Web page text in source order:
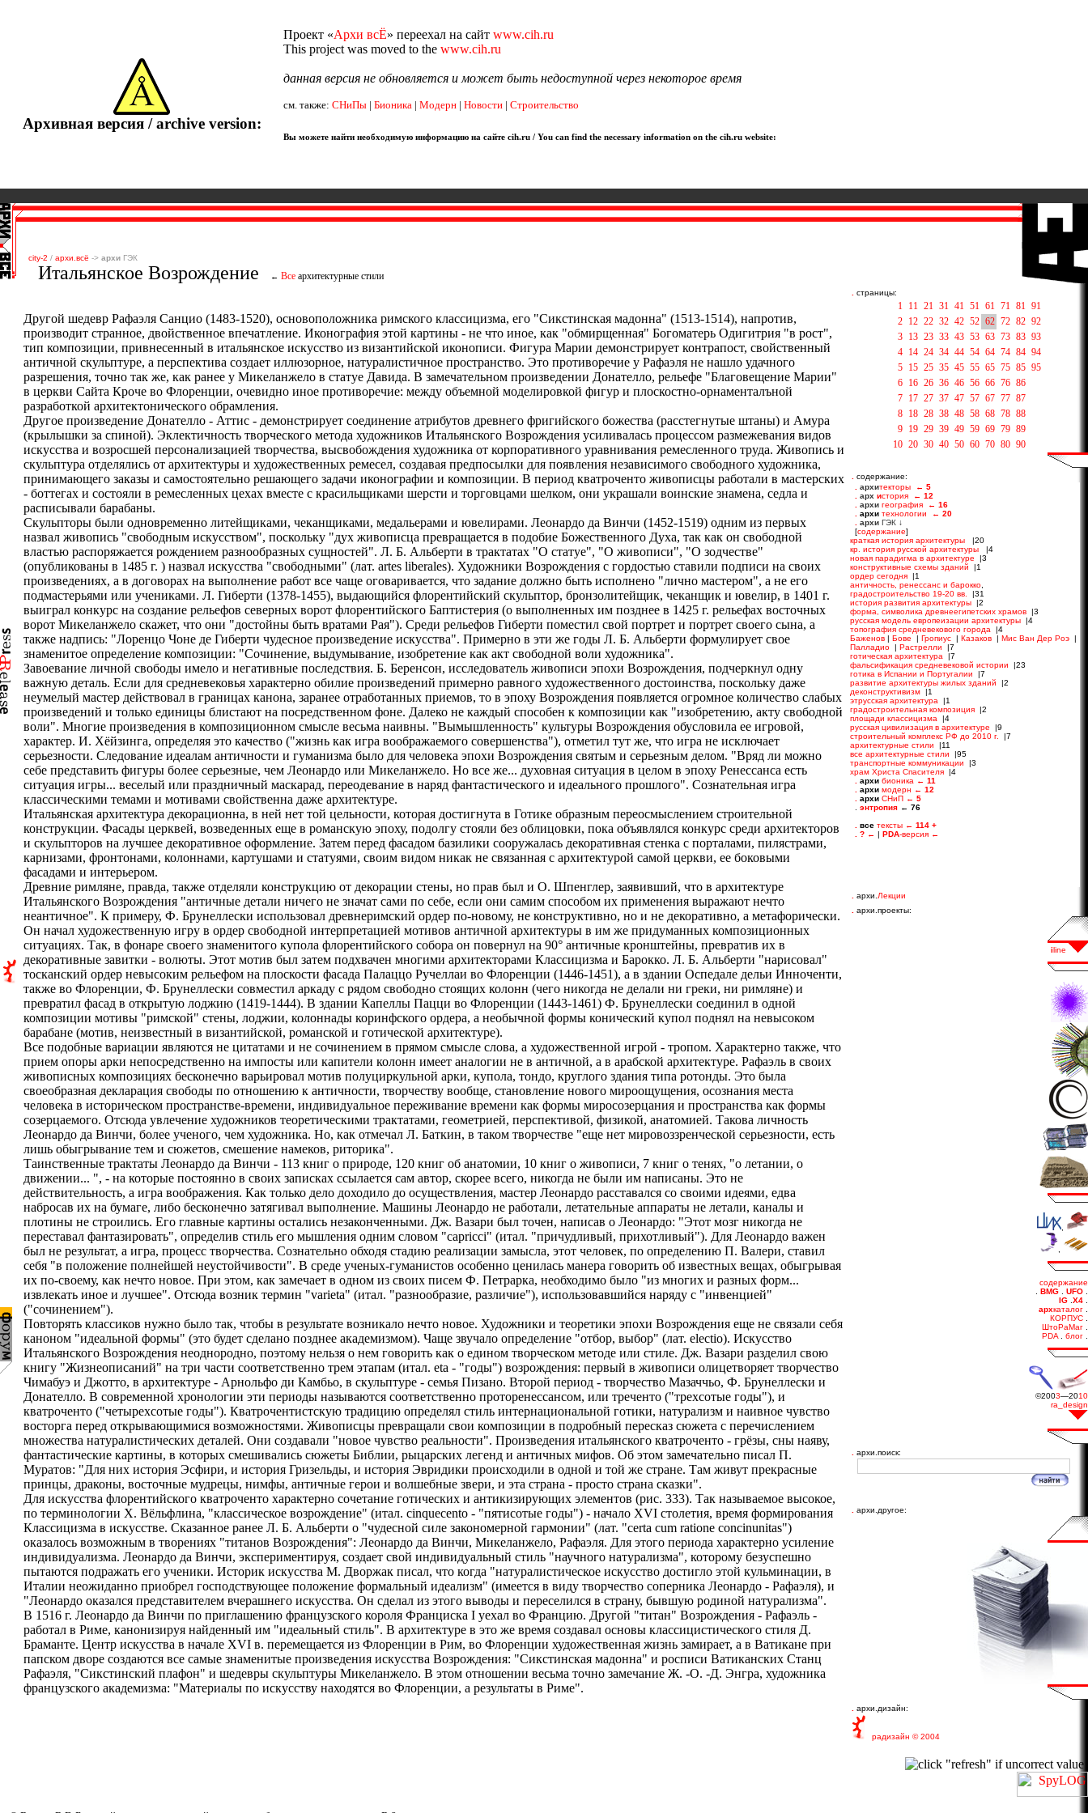
Архивная версия / archive version:
Проект «Архи всЁ» переехал на сайт www.cih.ru
This project was moved to the www.cih.ru
данная версия не обновляется и может быть недоступной через некоторое время
см. также: СНиПы | Бионика | Модерн | Новости | Строительство
Вы можете найти необходимую информацию на сайте cih.ru / You can find the necessary information on the cih.ru website:
city-2 / архи.всё -> архи ГЭК
Итальянское Возрождение ← Все архитектурные стили
Другой шедевр Рафаэля Санцио (1483-1520), основоположника римского классицизма, его "Сикстинская мадонна" (1513-1514), напротив,
производит странное, двойственное впечатление. Иконография этой картины - не что иное, как "обмирщенная" Богоматерь Одигитрия "в рост",
тип композиции, привнесенный в итальянское искусство из византийской иконописи. Фигура Марии демонстрирует контрапост, свойственный
античной скульптуре, а перспектива создает иллюзорное, натуралистичное пространство. Это противоречие у Рафаэля не нашло удачного
разрешения, точно так же, как ранее у Микеланжело в статуе Давида. В замечательном произведении Донателло, рельефе "Благовещение Марии"
в церкви Сайта Кроче во Флоренции, очевидно иное противоречие: между объемной моделировкой фигур и плоскостно-орнаменталъной
разработкой архитектонического обрамления.
Другое произведение Донателло - Аттис - демонстрирует соединение атрибутов древнего фригийского божества (расстегнутые штаны) и Амура
(крылышки за спиной). Эклектичность творческого метода художников Итальянского Возрождения усиливалась процессом размежевания видов
искусства и возросшей персонализацией творчества, высвобождения художника от корпоративного уравнивания ремесленного труда. Живопись и
скульптура отделялись от архитектуры и художественных ремесел, создавая предпосылки для появления независимого свободного художника,
принимающего заказы и самостоятельно решающего задачи иконографии и композиции. В период кватроченто живописцы работали в мастерских
- боттегах и состояли в ремесленных цехах вместе с красильщиками шерсти и торговцами шелком, они украшали воинские знамена, седла и
расписывали барабаны.
Скульпторы были одновременно литейщиками, чеканщиками, медальерами и ювелирами. Леонардо да Винчи (1452-1519) одним из первых
назвал живопись "свободным искусством", поскольку "дух живописца превращается в подобие Божественного Духа, так как он свободной
властью распоряжается рождением разнообразных сущностей". Л. Б. Альберти в трактатах "О статуе", "О живописи", "О зодчестве"
(опубликованы в 1485 г. ) назвал искусства "свободными" (лат. artes liberales). Художники Возрождения с гордостью ставили подписи на своих
произведениях, а в договорах на выполнение работ все чаще оговаривается, что задание должно быть исполнено "лично мастером", а не его
подмастерьями или учениками. Л. Гиберти (1378-1455), выдающийся флорентийский скульптор, бронзолитейщик, чеканщик и ювелир, в 1401 г.
выиграл конкурс на создание рельефов северных ворот флорентийского Баптистерия (о выполненных им позднее в 1425 г. рельефах восточных
ворот Микеланжело скажет, что они "достойны быть вратами Рая"). Среди рельефов Гиберти поместил свой портрет и портрет своего сына, а
также надпись: "Лоренцо Чоне де Гиберти чудесное произведение искусства". Примерно в эти же годы Л. Б. Альберти формулирует свое
знаменитое определение композиции: "Сочинение, выдумывание, изобретение как акт свободной воли художника".
Завоевание личной свободы имело и негативные последствия. Б. Беренсон, исследователь живописи эпохи Возрождения, подчеркнул одну
важную деталь. Если для средневековья характерно обилие произведений примерно равного художественного достоинства, поскольку даже
неумелый мастер действовал в границах канона, заранее отработанных приемов, то в эпоху Возрождения появляется огромное количество слабых
произведений и только единицы блистают на посредственном фоне. Далеко не каждый способен к композиции как "изобретению, акту свободной
воли". Многие произведения в композиционном смысле весьма наивны. "Вымышленность" культуры Возрождения обусловила ее игровой,
характер. И. Хёйзинга, определяя это качество ("жизнь как игра воображаемого совершенства"), отметил тут же, что игра не исключает
серьезности. Следование идеалам античности и гуманизма было для человека эпохи Возрождения святым и серьезным делом. "Вряд ли можно
себе представить фигуры более серьезные, чем Леонардо или Микеланжело. Но все же... духовная ситуация в целом в эпоху Ренессанса есть
ситуация игры... веселый или праздничный маскарад, переодевание в наряд фантастического и идеального прошлого". Сознательная игра
классическими темами и мотивами свойственна даже архитектуре.
Итальянская архитектура декорационна, в ней нет той цельности, которая достигнута в Готике образным переосмыслением строительной
конструкции. Фасады церквей, возведенных еще в романскую эпоху, подолгу стояли без облицовки, пока объявлялся конкурс среди архитекторов
и скульпторов на лучшее декоративное оформление. Затем перед фасадом базилики сооружалась декоративная стенка с порталами, пилястрами,
карнизами, фронтонами, колоннами, картушами и статуями, своим видом никак не связанная с архитектурой самой церкви, ее боковыми
фасадами и интерьером.
Древние римляне, правда, также отделяли конструкцию от декорации стены, но прав был и О. Шпенглер, заявивший, что в архитектуре
Итальянского Возрождения "античные детали ничего не значат сами по себе, если они самим способом их применения выражают нечто
неантичное". К примеру, Ф. Брунеллески использовал древнеримский ордер по-новому, не конструктивно, но и не декоративно, а метафорически.
Он начал художественную игру в ордер свободной интерпретацией мотивов античной архитектуры в им же придуманных композиционных
ситуациях. Так, в фонаре своего знаменитого купола флорентийского собора он повернул на 90° античные кронштейны, превратив их в
декоративные завитки - волюты. Этот мотив был затем подхвачен многими архитекторами Классицизма и Барокко. Л. Б. Альберти "нарисовал"
тосканский ордер невысоким рельефом на плоскости фасада Палаццо Ручеллаи во Флоренции (1446-1451), а в здании Оспедале дельи Инноченти,
также во Флоренции, Ф. Брунеллески совместил аркаду с рядом свободно стоящих колонн (чего никогда не делали ни греки, ни римляне) и
превратил фасад в открытую лоджию (1419-1444). В здании Капеллы Пацци во Флоренции (1443-1461) Ф. Брунеллески соединил в одной
композиции мотивы "римской" стены, лоджии, колоннады коринфского ордера, а необычной формы конический купол поднял на невысоком
барабане (мотив, неизвестный в византийской, романской и готической архитектуре).
Все подобные вариации являются не цитатами и не сочинением в прямом смысле слова, а художественной игрой - тропом. Характерно также, что
прием опоры арки непосредственно на импосты или капители колонн имеет аналогии не в античной, а в арабской архитектуре. Рафаэль в своих
живописных композициях бесконечно варьировал мотив полуциркульной арки, купола, тондо, круглого здания типа ротонды. Это была
своеобразная декларация свободы по отношению к античности, творчеству вообще, становление нового мироощущения, осознания места
человека в историческом пространстве-времени, индивидуальное переживание времени как формы миросозерцания и пространства как формы
созерцаемого. Отсюда увлечение художников теоретическими трактатами, геометрией, перспективой, физикой, анатомией. Такова личность
Леонардо да Винчи, более ученого, чем художника. Но, как отмечал Л. Баткин, в таком творчестве "еще нет мировоззренческой серьезности, есть
лишь обыгрывание тем и сюжетов, смешение намеков, риторика".
Таинственные трактаты Леонардо да Винчи - 113 книг о природе, 120 книг об анатомии, 10 книг о живописи, 7 книг о тенях, "о летании, о
движении... ", - на которые постоянно в своих записках ссылается сам автор, скорее всего, никогда не были им написаны. Это не
действительность, а игра воображения. Как только дело доходило до осуществления, мастер Леонардо расставался со своими идеями, едва
набросав их на бумаге, либо бесконечно затягивал выполнение. Машины Леонардо не работали, летательные аппараты не летали, каналы и
плотины не строились. Его главные картины остались незаконченными. Дж. Вазари был точен, написав о Леонардо: "Этот мозг никогда не
переставал фантазировать", определив стиль его мышления одним словом "capricci" (итал. "причудливый, прихотливый"). Для Леонардо важен
был не результат, а игра, процесс творчества. Сознательно обходя стадию реализации замысла, этот человек, по определению П. Валери, ставил
себя "в положение полнейшей неустойчивости". В среде ученых-гуманистов особенно ценилась манера говорить об известных вещах, обыгрывая
их по-своему, как нечто новое. При этом, как замечает в одном из своих писем Ф. Петрарка, необходимо было "из многих и разных форм...
извлекать иное и лучшее". Отсюда возник термин "varieta" (итал. "разнообразие, различие"), использовавшийся наряду с "инвенцией"
("сочинением").
Повторять классиков нужно было так, чтобы в результате возникало нечто новое. Художники и теоретики эпохи Возрождения еще не связали себя
каноном "идеальной формы" (это будет сделано позднее академизмом). Чаще звучало определение "отбор, выбор" (лат. electio). Искусство
Итальянского Возрождения неоднородно, поэтому нельзя о нем говорить как о едином творческом методе или стиле. Дж. Вазари разделил свою
книгу "Жизнеописаний" на три части соответственно трем этапам (итал. eta - "годы") возрождения: первый в живописи олицетворяет творчество
Чимабуэ и Джотто, в архитектуре - Арнольфо ди Камбьо, в скульптуре - семья Пизано. Второй период - творчество Мазаччьо, Ф. Брунеллески и
Донателло. В современной хронологии эти периоды называются соответственно проторенессансом, или треченто ("трехсотые годы"), и
кватроченто ("четырехсотые годы"). Кватрочентистскую традицию определял стиль интернациональной готики, натурализм и наивное чувство
восторга перед открывающимися возможностями. Живописцы превращали свои композиции в подробный пересказ сюжета с перечислением
множества натуралистических деталей. Они создавали "новое чувство реальности". Произведения итальянского кватроченто - грёзы, сны наяву,
фантастические картины, в которых смешивались сюжеты Библии, рыцарских легенд и античных мифов. Об этом замечательно писал П.
Муратов: "Для них история Эсфири, и история Гризельды, и история Эвридики происходили в одной и той же стране. Там живут прекрасные
принцы, драконы, восточные мудрецы, нимфы, античные герои и волшебные звери, и эта страна - просто страна сказки".
Для искусства флорентийского кватроченто характерно сочетание готических и антикизирующих элементов (рис. 333). Так называемое высокое,
по терминологии X. Вёльфлина, "классическое возрождение" (итал. cinquecento - "пятисотые годы") - начало XVI столетия, время формирования
Классицизма в искусстве. Сказанное ранее Л. Б. Альберти о "чудесной силе закономерной гармонии" (лат. "certa cum ratione concinunitas")
оказалось возможным в творениях "титанов Возрождения": Леонардо да Винчи, Микеланжело, Рафаэля. Для этого периода характерно усиление
индивидуализма. Леонардо да Винчи, экспериментируя, создает свой индивидуальный стиль "научного натурализма", которому безуспешно
пытаются подражать его ученики. Историк искусства М. Дворжак писал, что когда "натуралистическое искусство достигло этой кульминации, в
Италии неожиданно приобрел господствующее положение формальный идеализм" (имеется в виду творчество соперника Леонардо - Рафаэля), и
"Леонардо оказался представителем вчерашнего искусства. Он сделал из этого выводы и переселился в страну, бывшую родиной натурализма".
В 1516 г. Леонардо да Винчи по приглашению французского короля Франциска I уехал во Францию. Другой "титан" Возрождения - Рафаэль -
работал в Риме, канонизируя найденный им "идеальный стиль". В архитектуре в это же время создавал основы классицистического стиля Д.
Браманте. Центр искусства в начале XVI в. перемещается из Флоренции в Рим, во Флоренции художественная жизнь замирает, а в Ватикане при
папском дворе создаются все самые знаменитые произведения искусства Возрождения: "Сикстинская мадонна" и росписи Ватиканских Станц
Рафаэля, "Сикстинский плафон" и шедевры скульптуры Микеланжело. В этом отношении весьма точно замечание Ж. -О. -Д. Энгра, художника
французского академизма: "Материалы по искусству находятся во Флоренции, а результаты в Риме".
страницы:
1 11 21 31 41 51 61 71 81 91
2
12 22 32 42 52 62 72 82 92
3
13 23 33 43 53 63 73 83 93
4
14 24 34 44 54 64 74 84 94
5
15 25 35 45 55 65 75 85 95
6
16 26 36 46 56 66 76 86
7
17 27 37 47 57 67 77 87
8
18 28 38 48 58 68 78 88
9
19 29 39 49 59 69 79 89
10 20 30 40 50 60 70 80 90
содержание:
архи. Лекции
архи.проекты:
архи.поиск:
архи.другое:
архи.дизайн:
рaдизайн © 2004